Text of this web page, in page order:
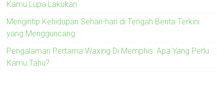
Kamu Lupa Lakukan
Mengintip Kehidupan Sehari-hari di Tengah Berita Terkini
yang Mengguncang
Pengalaman Pertama Waxing Di Memphis: Apa Yang Perlu
Kamu Tahu?